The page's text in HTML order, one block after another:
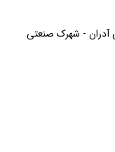
آدران - شهرک صنعتی